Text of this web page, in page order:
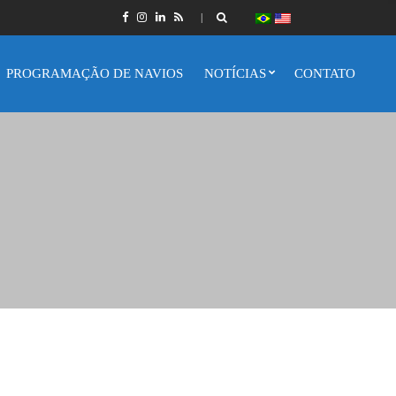
PROGRAMAÇÃO DE NAVIOS NOTÍCIAS CONTATO